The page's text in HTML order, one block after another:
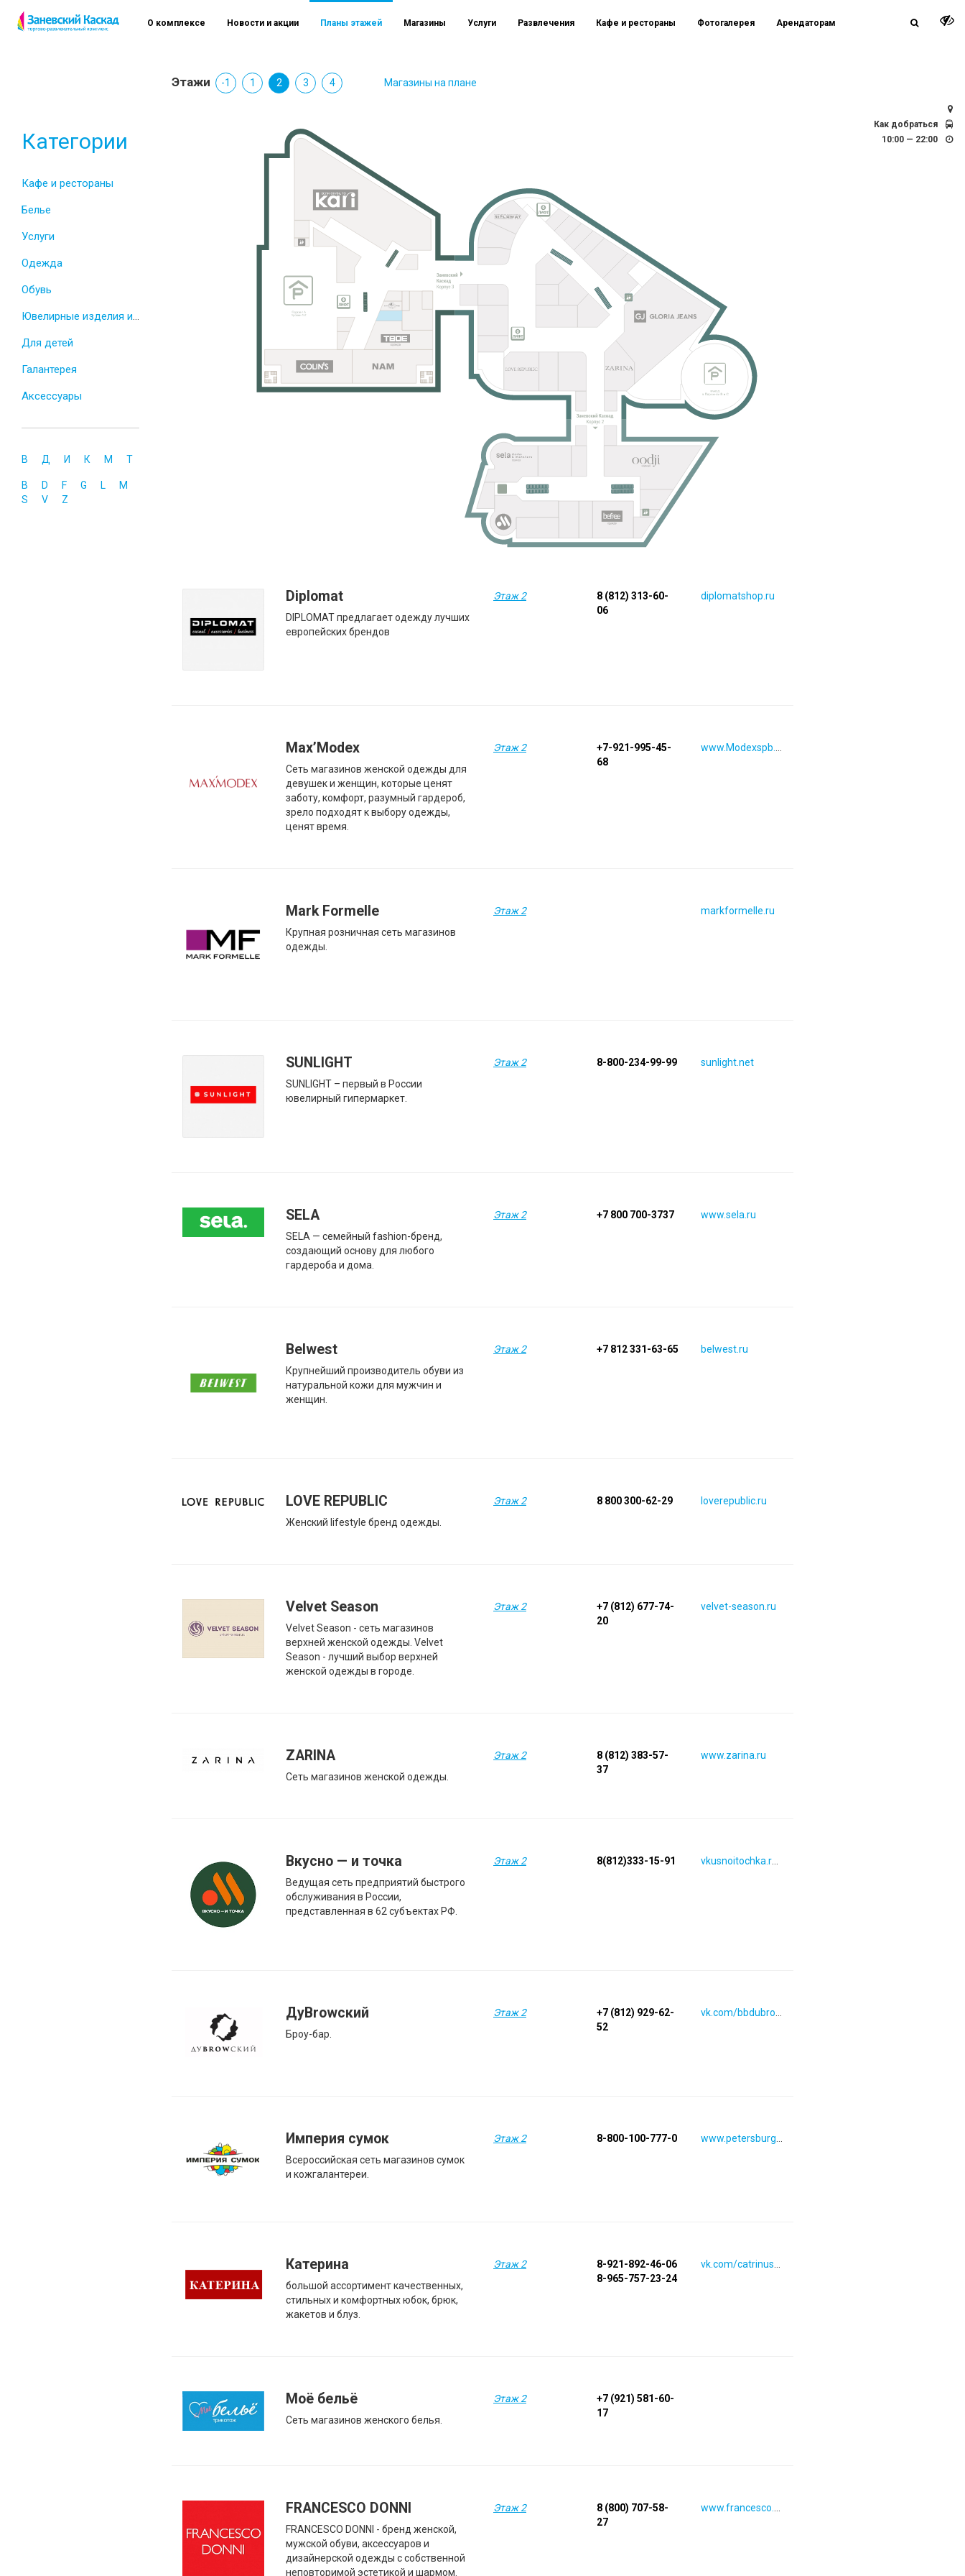
Категории
Кафе и рестораны
Белье
Услуги
Одежда
Обувь
Для детей
Галантерея
Аксессуары
В Д И К М Т
B D F G L
M
S
V Z
О комплексе Новости и акции Планы этажей Магазины Услуги Развлечения Кафе и рестораны Фотогалерея Арендаторам
Как добраться
10:00 — 22:00
Этажи -1 1 2 3 4 Магазины на плане
Diplomat
DIPLOMAT предлагает одежду лучших
европейских брендов
Этаж 2
8 (812) 313-60-
06
diplomatshop.ru
Max’Modex
Cеть магазинов женской одежды для
девушек и женщин, которые ценят
заботу, комфорт, разумный гардероб,
зрело подходят к выбору одежды,
ценят время.
Этаж 2
+7-921-995-45-
68
www.Modexspb.ru
Mark Formelle
Крупная розничная сеть магазинов
одежды.
Этаж 2 markformelle.ru
SUNLIGHT
SUNLIGHT – первый в России
ювелирный гипермаркет.
Этаж 2 8-800-234-99-99 sunlight.net
SELA
SELA — семейный fashion-бренд,
создающий основу для любого
гардероба и дома.
Этаж 2 +7 800 700-3737 www.sela.ru
Belwest
Крупнейший производитель обуви из
натуральной кожи для мужчин и
женщин.
Этаж 2 +7 812 331-63-65 belwest.ru
LOVE REPUBLIC
Женский lifestyle бренд одежды.
Этаж 2 8 800 300-62-29 loverepublic.ru
Velvet Season
Velvet Season - сеть магазинов
верхней женской одежды. Velvet
Season - лучший выбор верхней
женской одежды в городе.
Этаж 2
+7 (812) 677-74-
20
velvet-season.ru
ZARINA
Сеть магазинов женской одежды.
Этаж 2
8 (812) 383-57-
37
www.zarina.ru
Вкусно — и точка
Ведущая сеть предприятий быстрого
обслуживания в России,
представленная в 62 субъектах РФ.
Этаж 2 8(812)333-15-91 vkusnoitochka.ruvkusnoitochka.ru
ДуBrowский
Броу-бар.
Этаж 2
+7 (812) 929-62-
52
vk.com/bbdubrowskiy
Империя сумок
Всероссийская сеть магазинов сумок
и кожгалантереи.
Этаж 2 8-800-100-777-0
Катерина
большой ассортимент качественных,
стильных и комфортных юбок, брюк,
жакетов и блуз.
Этаж 2
8-921-892-46-06
8-965-757-23-24
Моё бельё
Cеть магазинов женского белья.
Этаж 2
+7 (921) 581-60-
17
FRANCESCO DONNI
FRANCESCO DONNI - бренд женской,
мужской обуви, аксессуаров и
дизайнерской одежды с собственной
неповторимой эстетикой и шармом.
Этаж 2
8 (800) 707-58-
27